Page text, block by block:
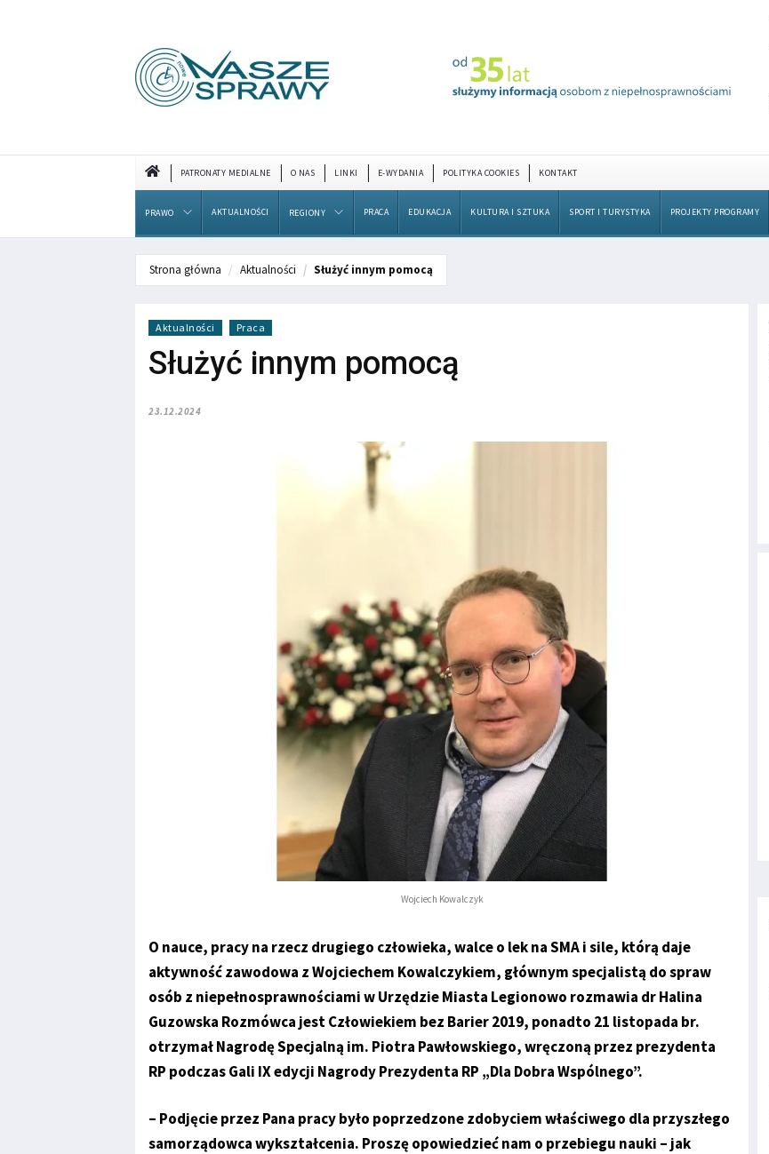
PATRONATY MEDIALNE O NAS LINKI E-WYDANIA POLITYKA COOKIES KONTAKT
PRAWO AKTUALNOŚCI REGIONY PRACA EDUKACJA KULTURA I SZTUKA SPORT I TURYSTYKA PROJEKTY PROGRAMY
Strona główna Aktualności Służyć innym pomocą
Aktualności Praca
Służyć innym pomocą
23.12.2024
Wojciech Kowalczyk
O nauce, pracy na rzecz drugiego człowieka, walce o lek na SMA i sile, którą daje
aktywność zawodowa z Wojciechem Kowalczykiem, głównym specjalistą do spraw
osób z niepełnosprawnościami w Urzędzie Miasta Legionowo rozmawia dr Halina
Guzowska Rozmówca jest Człowiekiem bez Barier 2019, ponadto 21 listopada br.
otrzymał Nagrodę Specjalną im. Piotra Pawłowskiego, wręczoną przez prezydenta
RP podczas Gali IX edycji Nagrody Prezydenta RP „Dla Dobra Wspólnego”.
– Podjęcie przez Pana pracy było poprzedzone zdobyciem właściwego dla przyszłego
samorządowca wykształcenia. Proszę opowiedzieć nam o przebiegu nauki – jak